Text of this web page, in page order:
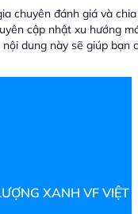
chuyên đánh giá và
cập nhật xu hướng
dung này sẽ giúp
XANH VF VIỆT